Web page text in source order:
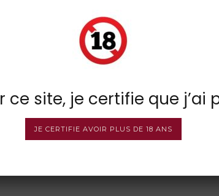
ce site, je certifie que j’ai
JE CERTIFIE AVOIR PLUS DE 18 ANS